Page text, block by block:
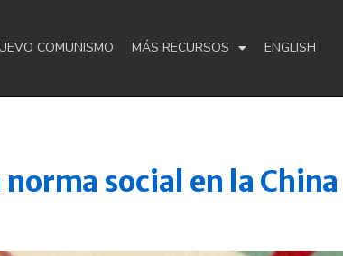
COMUNISMO MÁS RECURSOS ENGLISH
social en la China